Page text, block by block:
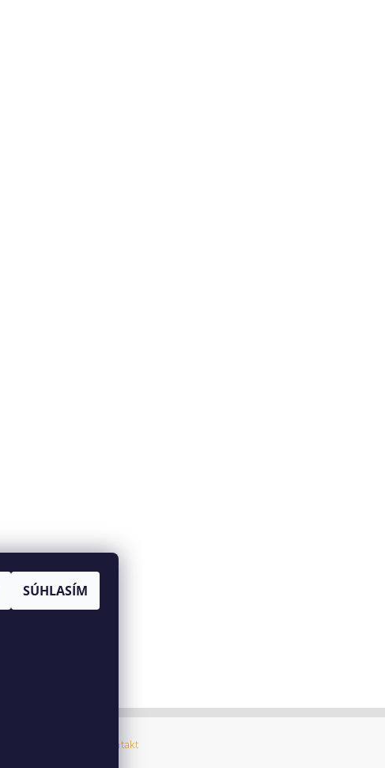
Kontakt
SÚHLASÍM